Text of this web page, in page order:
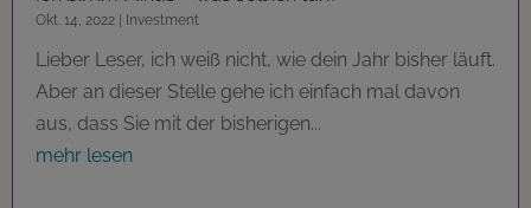
Okt. 14, 2022 Investment
Lieber Leser, ich weiß nicht, wie dein Jahr bisher läuft.
Aber an dieser Stelle gehe ich einfach mal davon
aus, dass Sie mit der bisherigen...
mehr lesen